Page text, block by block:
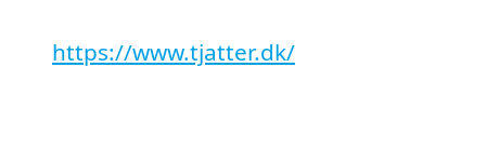
https://www.tjatter.dk/